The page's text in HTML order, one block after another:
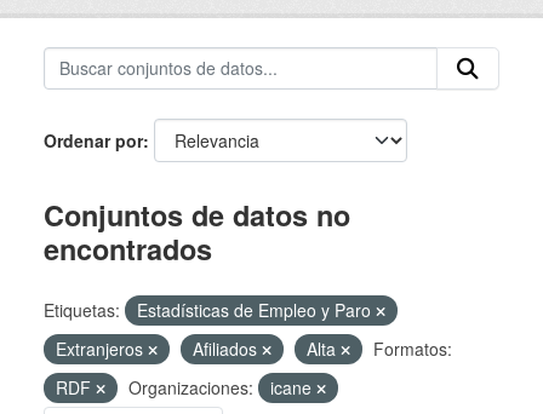
Ordenar por
Conjuntos de datos no
encontrados
Etiquetas:
Estadísticas de Empleo y Paro
Extranjeros
Afiliados Alta
Formatos:
RDF
Organizaciones:
icane